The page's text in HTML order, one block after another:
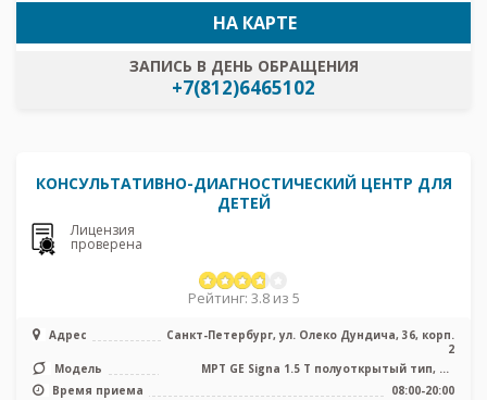
ЗАПИСЬ В ДЕНЬ ОБРАЩЕНИЯ
+7(812)6465102
НА КАРТЕ
КОНСУЛЬТАТИВНО-ДИАГНОСТИЧЕСКИЙ ЦЕНТР ДЛЯ
ДЕТЕЙ
Лицензия
проверена
Рейтинг: 3.8 из 5
Адрес
Санкт-Петербург, ул. Олеко Дундича, 36, корп.
2
Модель
МРТ GE Signa 1.5 Т полуоткрытый тип, КТ
Toshiba Activion 16 срезов, УЗ ...
Время приема
08:00-20:00